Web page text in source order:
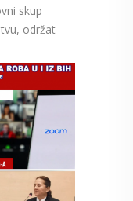
skup
održat